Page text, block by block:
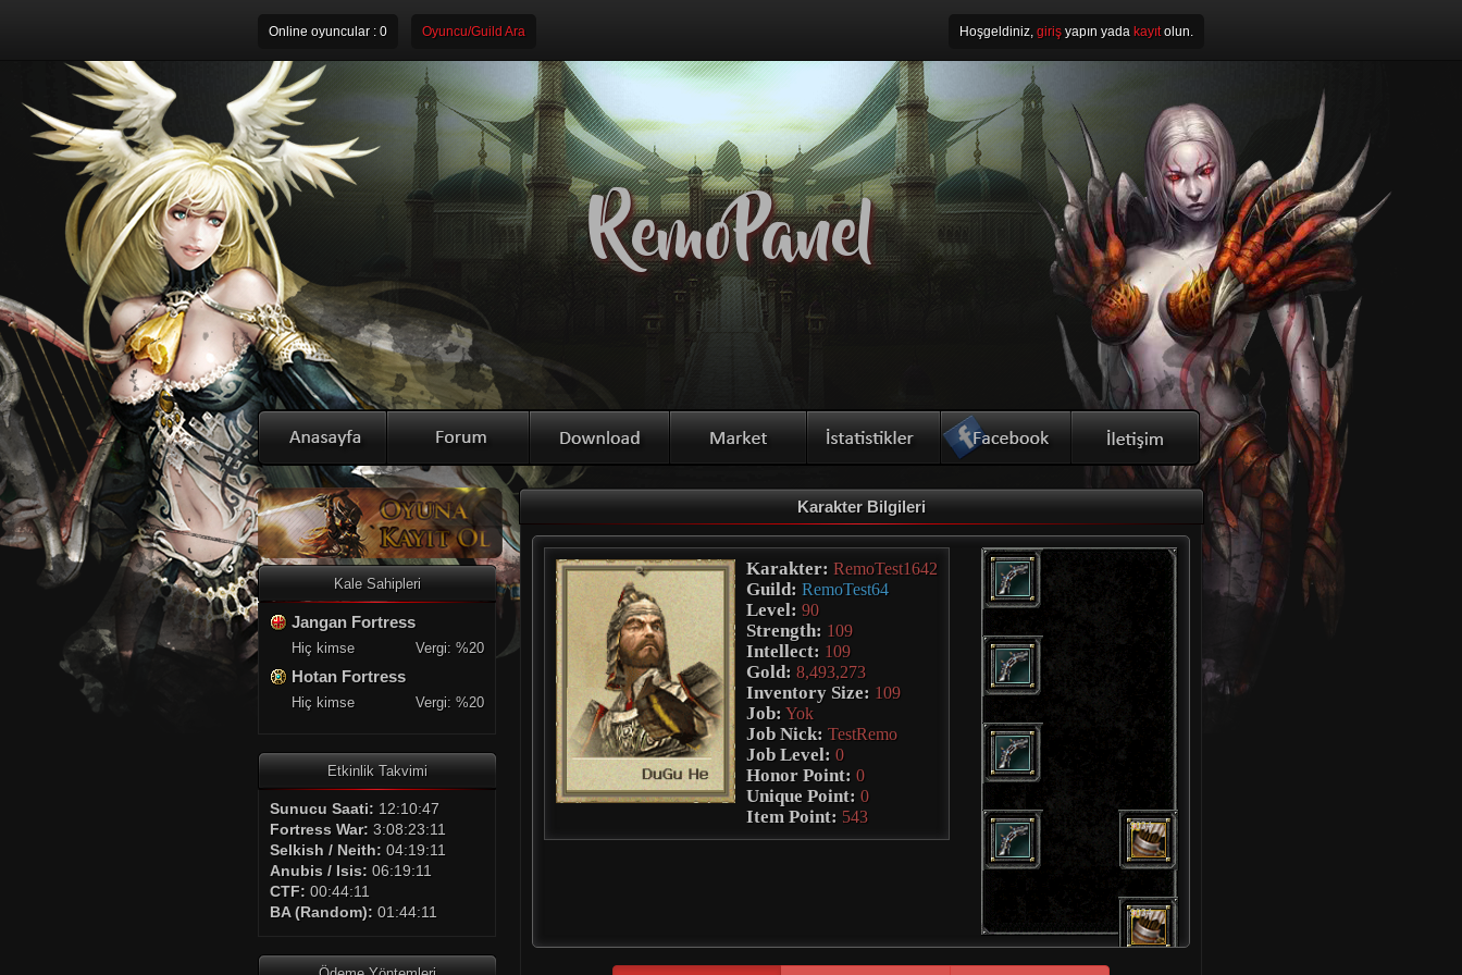
Online oyuncular : 0 Oyuncu/Guild Ara Hoşgeldiniz, giriş yapın yada kayıtolun.
RemoPanel
Kale Sahipleri
Jangan Fortress
Hiç kimse Vergi: %20
Hotan Fortress
Hiç kimse Vergi: %20
Etkinlik Takvimi
Sunucu Saati: 12:10:48
Fortress War: 3:08:23:10
Selkish / Neith: 04:19:10
Anubis / Isis: 06:19:10
CTF: 00:44:10
BA (Random): 01:44:10
Karakter Bilgileri
Karakter: RemoTest1642
Guild: RemoTest64
Level: 90
Strength: 109
Intellect: 109
Gold: 8,493,273
Inventory Size: 109
Job: Yok
Job Nick: TestRemo
Job Level: 0
Honor Point: 0
Unique Point: 0
Item Point: 543 9034
9034